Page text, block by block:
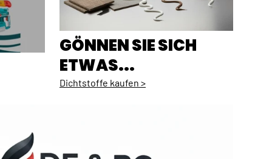
GÖNNEN SIE SICH
ETWAS...
Dichtstoffe kaufen >